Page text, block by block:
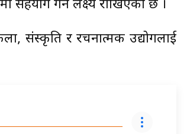
सहयोग गर्ने लक्ष्य राखिएको छ ।
संस्कृति र रचनात्मक उद्योगलाई